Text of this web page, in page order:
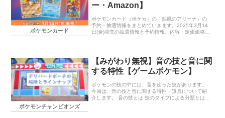
ポケモンカード
ー・Amazon】
ポケモンカード（ポケカ）の「熱風のアリーナ」の
予約・抽選情報をまとめていきます。2025年3月14
日(金)発売の抽選情報と予約情報、内容・定価価格な
ポケモンチャンピオンズ
【みがわり無視】音の技と音に関
する特性【ゲームポケモン】
ポケモンの技の中には、音を使った技があります。
今回は、音の技と音に関する特性・道具について紹
介します。 音の技とは 技のタイプによる分類とは別